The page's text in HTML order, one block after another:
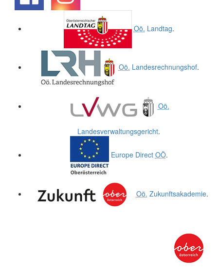
Oö. Landtag.
Oö. Landesrechnungshof.
Oö.
Landesverwaltungsgericht.
Europe Direct OÖ.
Oö. Zukunftsakademie.